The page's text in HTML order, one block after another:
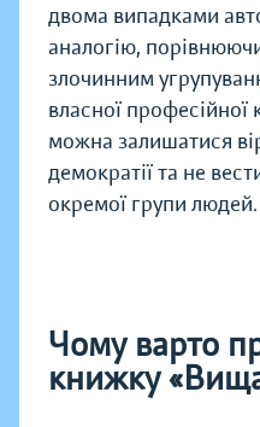
двома випадками
аналогію,
злочинним
власної професійної
можна залишатися
демократії та не
окремої групи людей.
Чому варто
книжку «Вища